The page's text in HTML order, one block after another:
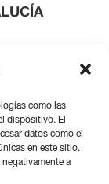
como las
dispositivo. El
datos como el
en este sitio.
a
Commons